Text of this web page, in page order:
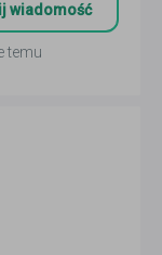
wiadomość
temu